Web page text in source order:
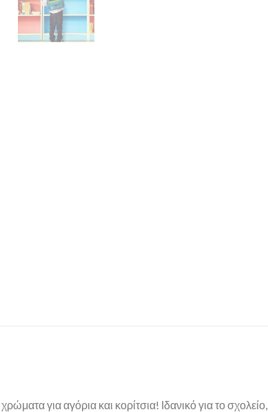
για αγόρια και κορίτσια! Ιδανικό για το σχολείο,